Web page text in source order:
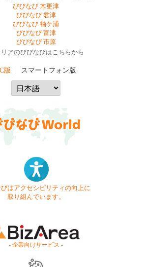
びびなび 木更津
びびなび 君津
びびなび 袖ケ浦
びびなび 富津
びびなび 市原
アのびびなびはこちらから
版 スマートフォン版
はアクセシビリティの向上に
取り組んでいます。
- 企業向けサービス -